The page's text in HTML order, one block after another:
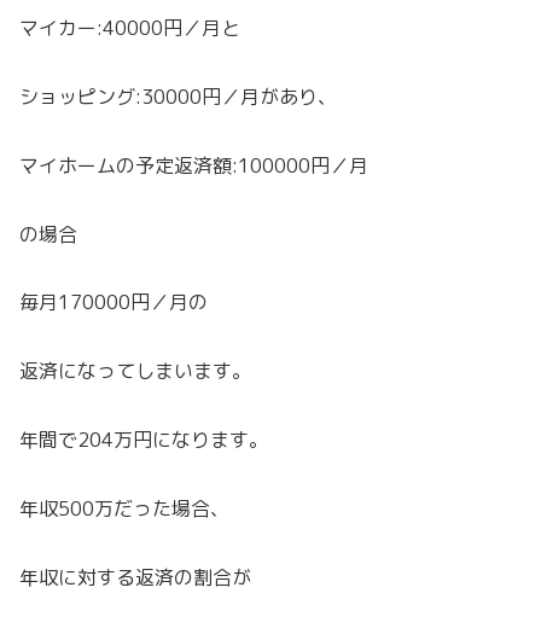
マイカー:40000円／月と
ショッピング:30000円／月があり、
マイホームの予定返済額:100000円／月
の場合
毎月170000円／月の
返済になってしまいます。
年間で204万円になります。
年収500万だった場合、
年収に対する返済の割合が